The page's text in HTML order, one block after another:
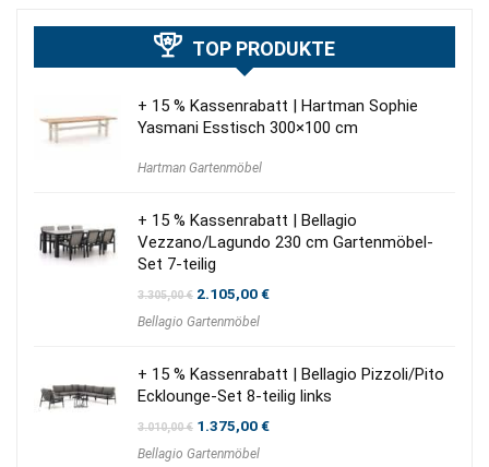
TOP PRODUKTE
+ 15 % Kassenrabatt | Hartman Sophie
Yasmani Esstisch 300×100 cm
Hartman Gartenmöbel
+ 15 % Kassenrabatt | Bellagio
Vezzano/Lagundo 230 cm Gartenmöbel-
Set 7-teilig
3.305,00€ Ursprünglicher
war:
2.105,00€Aktueller
Bellagio Gartenmöbel
+ 15 % Kassenrabatt | Bellagio Pizzoli/Pito
Ecklounge-Set 8-teilig links
3.010,00€ Ursprünglicher
war:
1.375,00€Aktueller
Bellagio Gartenmöbel